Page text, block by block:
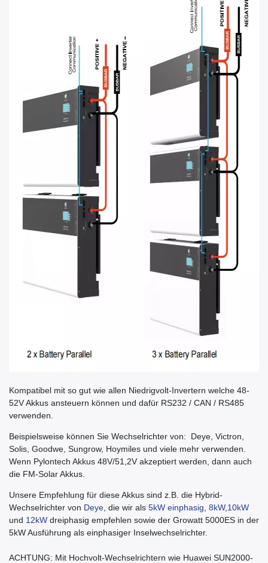
Kompatibel mit so gut wie allen Niedrigvolt-Invertern welche 48-
52V Akkus ansteuern können und dafür RS232 / CAN / RS485
verwenden.
Beispielsweise können Sie Wechselrichter von: Deye, Victron,
Solis, Goodwe, Sungrow, Hoymiles und viele mehr verwenden.
Wenn Pylontech Akkus 48V/51,2V akzeptiert werden, dann auch
die FM-Solar Akkus.
Unsere Empfehlung für diese Akkus sind z.B. die Hybrid-
Wechselrichter von Deye , die wir als 5kW einphasig 8kW, 10kW
und 12kW dreiphasig empfehlen sowie der Growatt 5000ES in der
5kW Ausführung als einphasiger Inselwechselrichter.
ACHTUNG: Mit Hochvolt-Wechselrichtern wie Huawei SUN2000-